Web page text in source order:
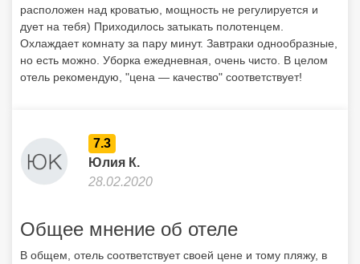
расположен над кроватью, мощность не регулируется и
дует на тебя) Приходилось затыкать полотенцем.
Охлаждает комнату за пару минут. Завтраки однообразные,
но есть можно. Уборка ежедневная, очень чисто. В целом
отель рекомендую, "цена — качество" соответствует!
7.3
Юлия К.
28.02.2020
Общее мнение об отеле
В общем, отель соответствует своей цене и тому пляжу, в